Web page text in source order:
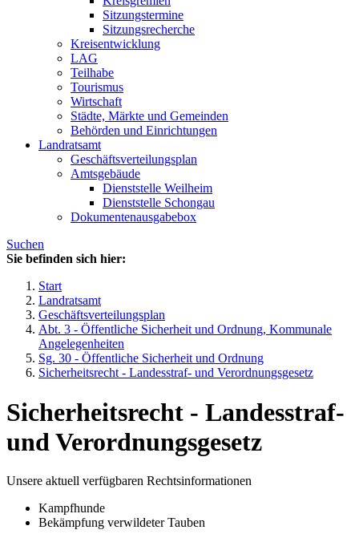
Sitzungstermine
Sitzungsrecherche
Kreisentwicklung
LAG
Teilhabe
Tourismus
Wirtschaft
Städte, Märkte und Gemeinden
Behörden und Einrichtungen
Landratsamt
Geschäftsverteilungsplan
Amtsgebäude
Dienststelle Weilheim
Dienststelle Schongau
Dokumentenausgabebox
Suchen
Sie befinden sich hier:
Start
Landratsamt
Geschäftsverteilungsplan
Abt. 3 - Öffentliche Sicherheit und Ordnung, Kommunale
Angelegenheiten
Sg. 30 - Öffentliche Sicherheit und Ordnung
Sicherheitsrecht - Landesstraf- und Verordnungsgesetz
Sicherheitsrecht - Landesstraf-
und Verordnungsgesetz
Unsere aktuell verfügbaren Rechtsinformationen
Kampfhunde
Bekämpfung verwildeter Tauben